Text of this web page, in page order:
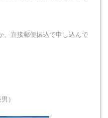
直接郵便振込で申し込んで
）